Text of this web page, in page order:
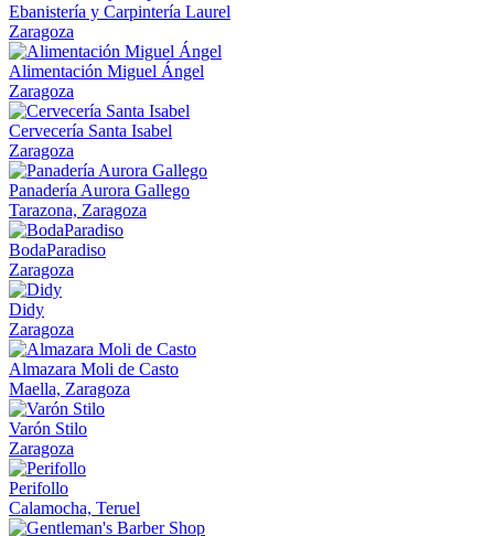
Ebanistería y Carpintería Laurel
Zaragoza
Alimentación Miguel Ángel
Zaragoza
Cervecería Santa Isabel
Zaragoza
Panadería Aurora Gallego
Tarazona, Zaragoza
BodaParadiso
Zaragoza
Didy
Zaragoza
Almazara Moli de Casto
Maella, Zaragoza
Varón Stilo
Zaragoza
Perifollo
Calamocha, Teruel